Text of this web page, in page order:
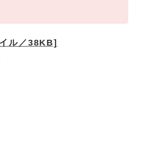
ル／38KB]